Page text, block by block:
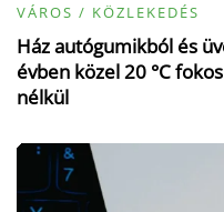
VÁROS / KÖZLEKEDÉS
Ház autógumikból és
évben közel 20 °C
nélkül